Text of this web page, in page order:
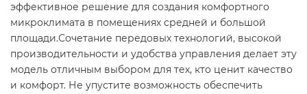
эффективное решение для создания комфортного
микроклимата в помещениях средней и большой
площади.Сочетание передовых технологий, высокой
производительности и удобства управления делает эту
модель отличным выбором для тех, кто ценит качество
и комфорт. Не упустите возможность обеспечить